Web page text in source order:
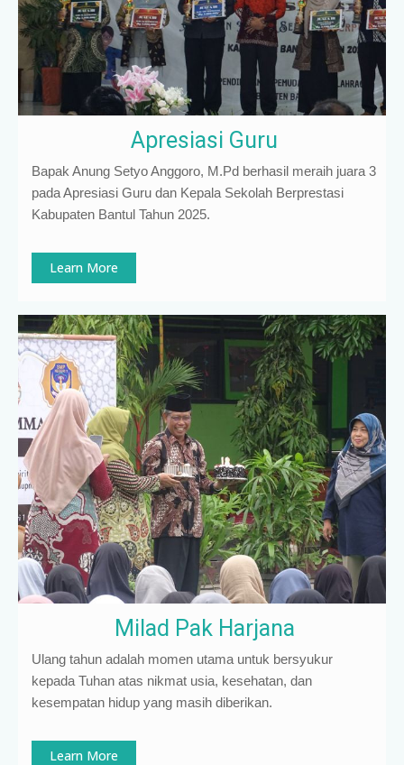
Apresiasi Guru
Bapak Anung Setyo Anggoro, M.Pd berhasil meraih juara 3
pada Apresiasi Guru dan Kepala Sekolah Berprestasi
Kabupaten Bantul Tahun 2025.
Learn More
Milad Pak Harjana
Ulang tahun adalah momen utama untuk bersyukur
kepada Tuhan atas nikmat usia, kesehatan, dan
kesempatan hidup yang masih diberikan.
Learn More